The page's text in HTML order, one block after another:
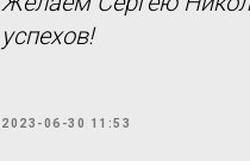
успехов!
2023-06-30 11:53